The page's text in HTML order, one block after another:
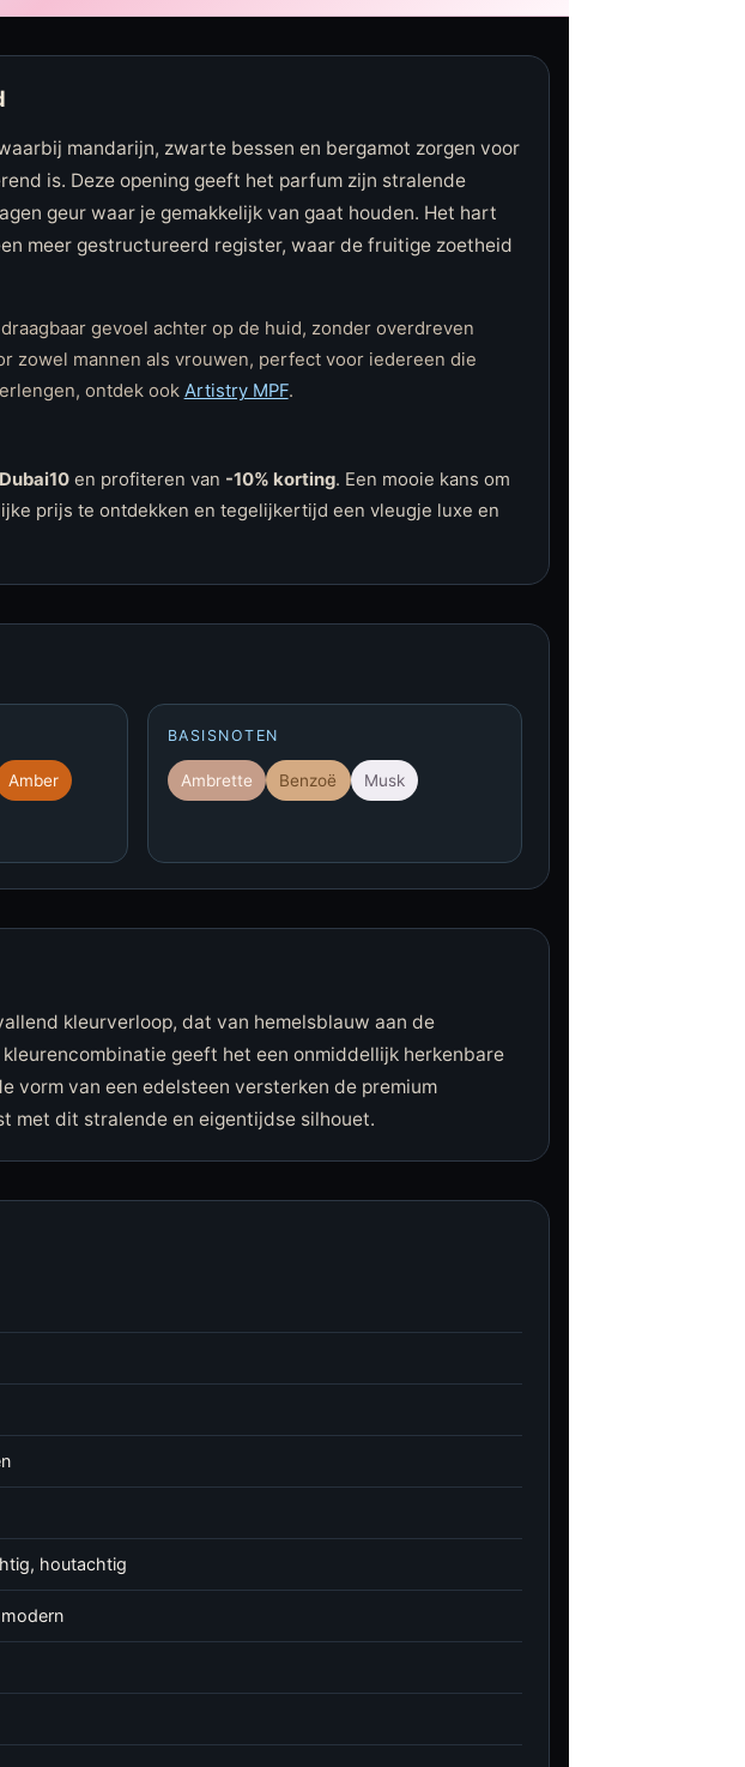
mandarijn, zwarte bessen en bergamot zorgen voor
is. Deze opening geeft het parfum zijn stralende
geur waar je gemakkelijk van gaat houden. Het hart
meer gestructureerd register, waar de fruitige zoetheid
gevoel achter op de huid, zonder overdreven
zowel mannen als vrouwen, perfect voor iedereen die
ontdek ook Artistry MPF.
en profiteren van -10% korting. Een mooie kans om
prijs te ontdekken en tegelijkertijd een vleugje luxe en
Amber
BASISNOTEN
Ambrette Benzoë Musk
kleurverloop, dat van hemelsblauw aan de
geeft het een onmiddellijk herkenbare
vorm van een edelsteen versterken de premium
met dit stralende en eigentijdse silhouet.
houtachtig